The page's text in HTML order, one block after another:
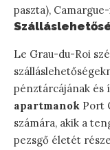
paszta),
Le Grau-du-Roi
pénztárcájának és
apartmanok Port
számára, akik a
pezsgő életét